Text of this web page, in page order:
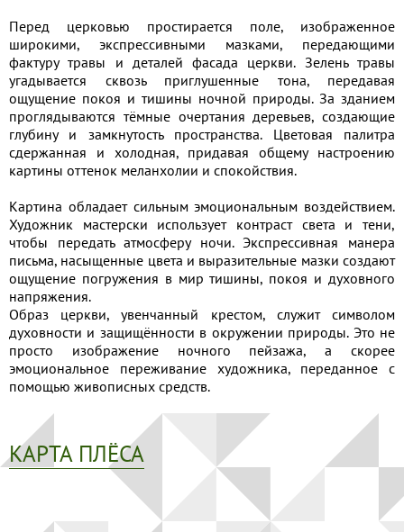
Перед церковью простирается поле, изображенное
широкими, экспрессивными мазками, передающими
фактуру травы и деталей фасада церкви. Зелень травы
угадывается сквозь приглушенные тона, передавая
ощущение покоя и тишины ночной природы. За зданием
проглядываются тёмные очертания деревьев, создающие
глубину и замкнутость пространства. Цветовая палитра
сдержанная и холодная, придавая общему настроению
картины оттенок меланхолии и спокойствия.
Картина обладает сильным эмоциональным воздействием.
Художник мастерски использует контраст света и тени,
чтобы передать атмосферу ночи. Экспрессивная манера
письма, насыщенные цвета и выразительные мазки создают
ощущение погружения в мир тишины, покоя и духовного
напряжения.
Образ церкви, увенчанный крестом, служит символом
духовности и защищённости в окружении природы. Это не
просто изображение ночного пейзажа, а скорее
эмоциональное переживание художника, переданное с
помощью живописных средств.
КАРТА ПЛЁСА